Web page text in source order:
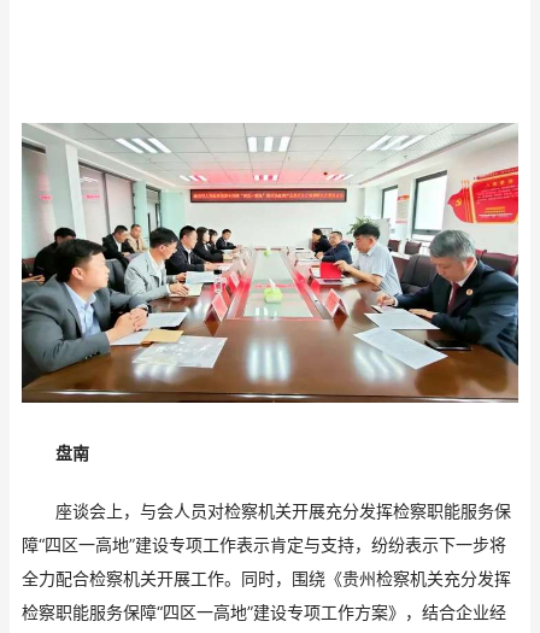
盘南
座谈会上，与会人员对检察机关开展充分发挥检察职能服务保
障“四区一高地”建设专项工作表示肯定与支持，纷纷表示下一步将
全力配合检察机关开展工作。同时，围绕《贵州检察机关充分发挥
检察职能服务保障“四区一高地”建设专项工作方案》，结合企业经